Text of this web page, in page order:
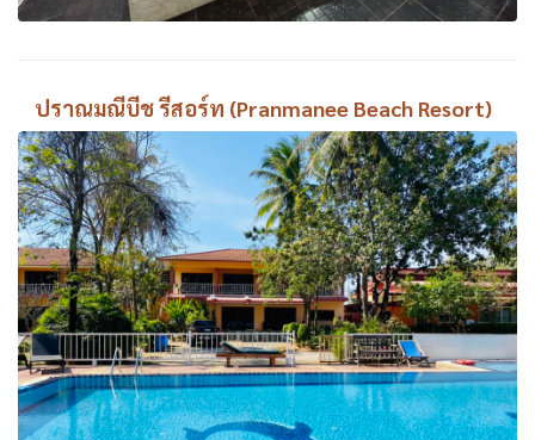
ปราณมณีบีช รีสอร์ท (Pranmanee Beach Resort)